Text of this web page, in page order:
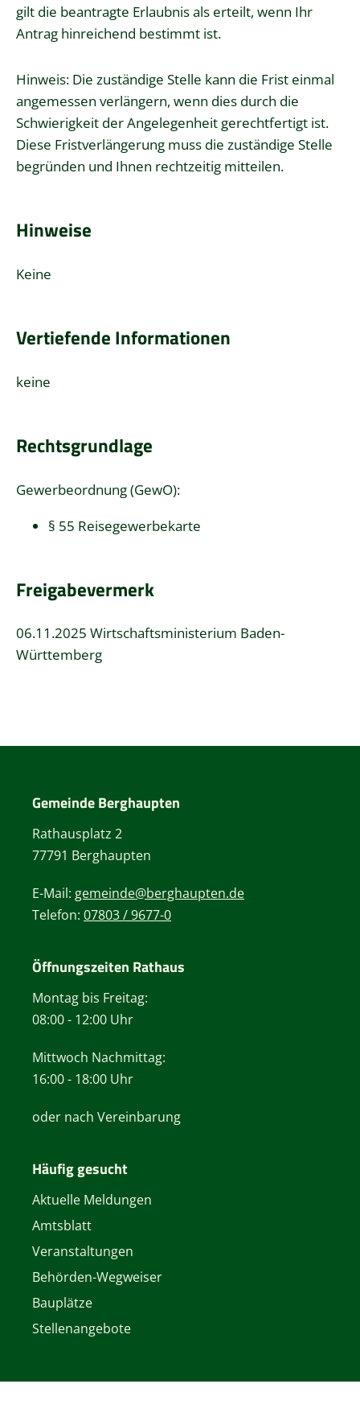
gilt die beantragte Erlaubnis als erteilt, wenn Ihr
Antrag hinreichend bestimmt ist.
Hinweis: Die zuständige Stelle kann die Frist einmal
angemessen verlängern, wenn dies durch die
Schwierigkeit der Angelegenheit gerechtfertigt ist.
Diese Fristverlängerung muss die zuständige Stelle
begründen und Ihnen rechtzeitig mitteilen.
Hinweise
Keine
Vertiefende Informationen
keine
Rechtsgrundlage
Gewerbeordnung (GewO):
§ 55 Reisegewerbekarte
Freigabevermerk
06.11.2025 Wirtschaftsministerium Baden-
Württemberg
Gemeinde Berghaupten
Rathausplatz 2
77791 Berghaupten
E-Mail: gemeinde@berghaupten.de
Telefon: 07803 / 9677-0
Öffnungszeiten Rathaus
Montag bis Freitag:
08:00 - 12:00 Uhr
Mittwoch Nachmittag:
16:00 - 18:00 Uhr
oder nach Vereinbarung
Häufig gesucht
Aktuelle Meldungen
Amtsblatt
Veranstaltungen
Behörden-Wegweiser
Bauplätze
Stellenangebote